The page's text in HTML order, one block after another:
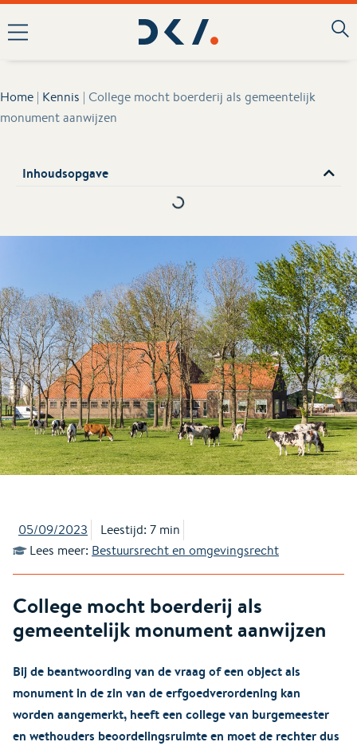
Home | Kennis | College mocht boerderij als gemeentelijk
monument aanwijzen
Inhoudsopgave
05/09/2023
Leestijd: 7 min
Lees meer: Bestuursrecht en omgevingsrecht
College mocht boerderij als
gemeentelijk monument aanwijzen
Bij de beantwoording van de vraag of een object als
monument in de zin van de erfgoedverordening kan
worden aangemerkt, heeft een college van burgemeester
en wethouders beoordelingsruimte en moet de rechter dus